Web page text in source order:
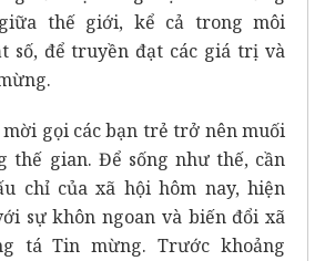
thế giới, kể cả trong môi
số, để truyền đạt các giá trị và
gọi các bạn trẻ trở nên muối
thế gian. Để sống như thế, cần
chỉ của xã hội hôm nay, hiện
sự khôn ngoan và biến đổi xã
tá Tin mừng. Trước khoảng